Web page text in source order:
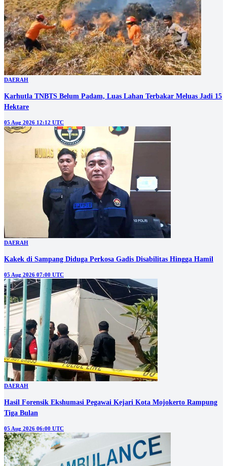
DAERAH
Karhutla TNBTS Belum Padam, Luas Lahan Terbakar Meluas Jadi 15
Hektare
05 Aug 2026 12:12 UTC
DAERAH
Kakek di Sampang Diduga Perkosa Gadis Disabilitas Hingga Hamil
05 Aug 2026 07:00 UTC
DAERAH
Hasil Forensik Ekshumasi Pegawai Kejari Kota Mojokerto Rampung
Tiga Bulan
05 Aug 2026 06:00 UTC